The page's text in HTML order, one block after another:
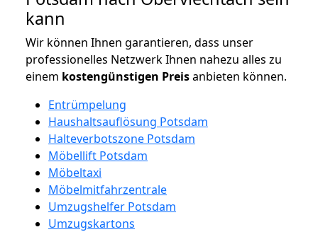
kann
Wir können Ihnen garantieren, dass unser
professionelles Netzwerk Ihnen nahezu alles zu
einem kostengünstigen Preisanbieten können.
Entrümpelung
Haushaltsauflösung Potsdam
Halteverbotszone Potsdam
Möbellift Potsdam
Möbeltaxi
Möbelmitfahrzentrale
Umzugshelfer Potsdam
Umzugskartons